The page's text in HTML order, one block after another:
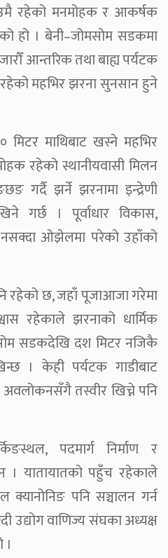
रहेको मनमोहक र आकर्षक
हो । बेनी–जोमसोम सडकमा
आन्तरिक तथा बाह्य पर्यटक
महभिर झरना सुनसान हुने
मिटर माथिबाट खस्ने महभिर
रहेको स्थानीयवासी मिलन
गर्दै झर्ने झरनामा इन्द्रेणी
गर्छ । पूर्वाधार विकास,
नसक्दा ओझेलमा परेको उहाँको
रहेको छ, जहाँ पूजाआजा गरेमा
रहेकाले झरनाको धार्मिक
सडकदेखि दश मिटर नजिकै
। केही पर्यटक गाडीबाट
तस्वीर खिच्ने पनि
पदमार्ग निर्माण र
। यातायातको पहुँच रहेकाले
पनि सञ्चालन गर्न
उद्योग वाणिज्य संघका अध्यक्ष